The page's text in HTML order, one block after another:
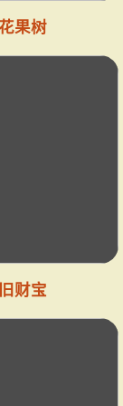
果树
财宝